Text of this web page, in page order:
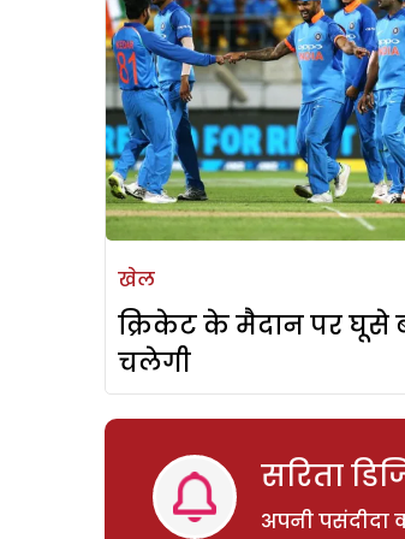
खेल
क्रिकेट के मैदान पर घूसे
चलेगी
सरिता
अपनी पसंदीदा